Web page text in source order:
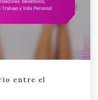
entre el